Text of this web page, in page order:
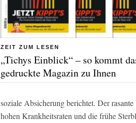
ZEIT ZUM LESEN
„Tichys Einblick“ – so kommt
gedruckte Magazin zu Ihnen
soziale Absicherung berichtet. Der
hohen Krankheitsraten und die frühe